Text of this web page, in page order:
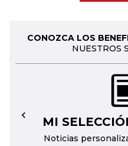
CONOZCA LOS
NUESTROS
MI
Noticias
←